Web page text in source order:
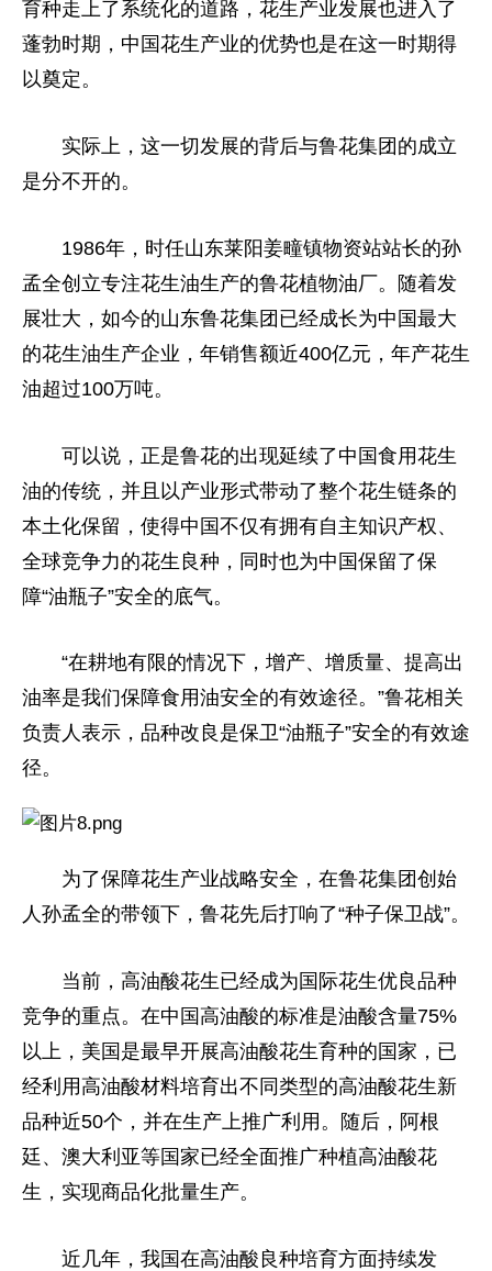
育种走上了系统化的道路，花生产业发展也进入了
蓬勃时期，中国花生产业的优势也是在这一时期得
以奠定。
实际上，这一切发展的背后与鲁花集团的成立
是分不开的。
1986年，时任山东莱阳姜疃镇物资站站长的孙
孟全创立专注花生油生产的鲁花植物油厂。随着发
展壮大，如今的山东鲁花集团已经成长为中国最大
的花生油生产企业，年销售额近400亿元，年产花生
油超过100万吨。
可以说，正是鲁花的出现延续了中国食用花生
油的传统，并且以产业形式带动了整个花生链条的
本土化保留，使得中国不仅有拥有自主知识产权、
全球竞争力的花生良种，同时也为中国保留了保
障“油瓶子”安全的底气。
“在耕地有限的情况下，增产、增质量、提高出
油率是我们保障食用油安全的有效途径。”鲁花相关
负责人表示，品种改良是保卫“油瓶子”安全的有效途
径。
为了保障花生产业战略安全，在鲁花集团创始
人孙孟全的带领下，鲁花先后打响了“种子保卫战”。
当前，高油酸花生已经成为国际花生优良品种
竞争的重点。在中国高油酸的标准是油酸含量75%
以上，美国是最早开展高油酸花生育种的国家，已
经利用高油酸材料培育出不同类型的高油酸花生新
品种近50个，并在生产上推广利用。随后，阿根
廷、澳大利亚等国家已经全面推广种植高油酸花
生，实现商品化批量生产。
近几年，我国在高油酸良种培育方面持续发